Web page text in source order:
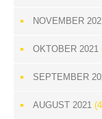
NOVEMBER
OKTOBER 2021
SEPTEMBER
AUGUST 2021